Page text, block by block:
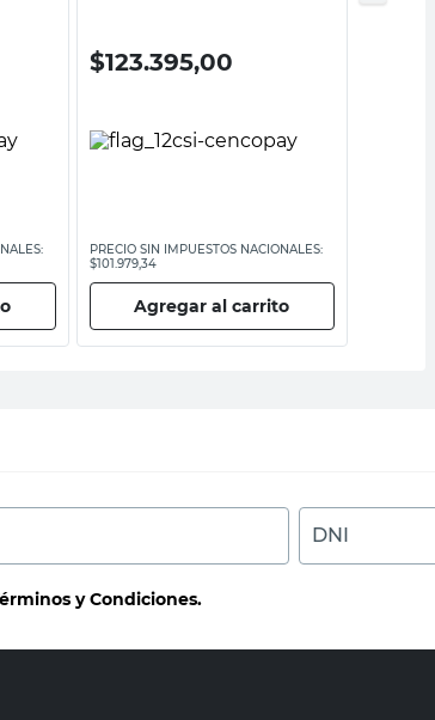
$123.395,00
PRECIO SIN IMPUESTOS NACIONALES:
$101.979,34
Agregar al carrito
DNI
y Condiciones.